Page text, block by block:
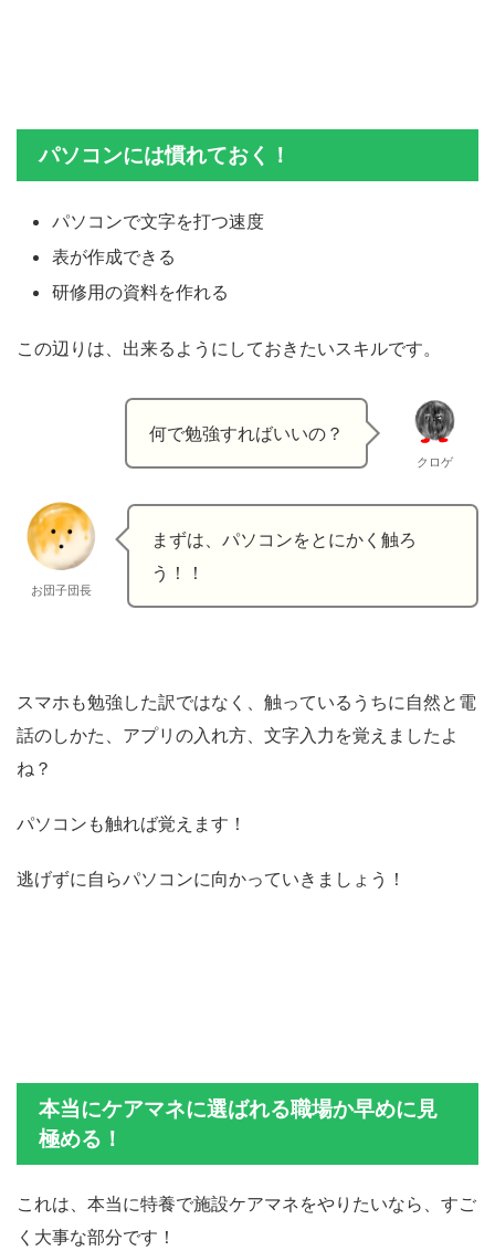
パソコンには慣れておく！
パソコンで文字を打つ速度
表が作成できる
研修用の資料を作れる
この辺りは、出来るようにしておきたいスキルです。
何で勉強すればいいの？
クロゲ
お団子団長
まずは、パソコンをとにかく触ろ
う！！
スマホも勉強した訳ではなく、触っているうちに自然と電
話のしかた、アプリの入れ方、文字入力を覚えましたよ
ね？
パソコンも触れば覚えます！
逃げずに自らパソコンに向かっていきましょう！
本当にケアマネに選ばれる職場か早めに見
極める！
これは、本当に特養で施設ケアマネをやりたいなら、すご
く大事な部分です！